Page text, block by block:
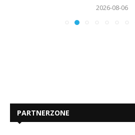
2026-08-06
PARTNERZONE